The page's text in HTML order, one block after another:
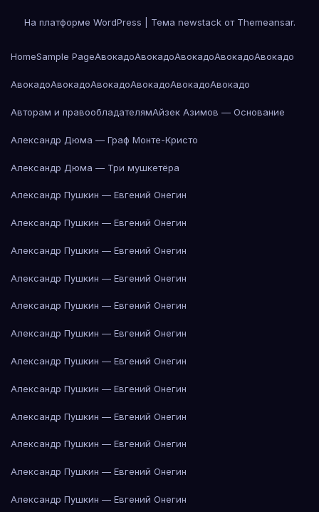
На платформе WordPress Тема newstack от Themeansar.
HomeSample PageАвокадоАвокадоАвокадоАвокадоАвокадо
АвокадоАвокадоАвокадоАвокадоАвокадоАвокадо
Авторам и правообладателямАйзек Азимов — Основание
Александр Дюма — Граф Монте-Кристо
Александр Дюма — Три мушкетёра
Александр Пушкин — Евгений Онегин
Александр Пушкин — Евгений Онегин
Александр Пушкин — Евгений Онегин
Александр Пушкин — Евгений Онегин
Александр Пушкин — Евгений Онегин
Александр Пушкин — Евгений Онегин
Александр Пушкин — Евгений Онегин
Александр Пушкин — Евгений Онегин
Александр Пушкин — Евгений Онегин
Александр Пушкин — Евгений Онегин
Александр Пушкин — Евгений Онегин
Александр Пушкин — Евгений Онегин